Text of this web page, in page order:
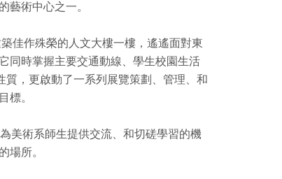
藝術中心之一。
佳作殊榮的人文大樓一樓，遙遙面對東
同時掌握主要交通動線、學生校園生活
，更啟動了一系列展覽策劃、管理、和
標。
美術系師生提供交流、和切磋學習的機
場所。